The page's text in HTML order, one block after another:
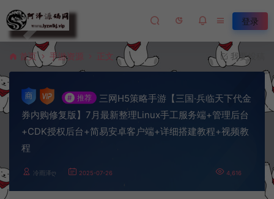
登录
首页 手游资源 正文 我要投稿
# 推荐
三网H5策略手游【三国·兵临天下代金
券内购修复版】7月最新整理Linux手工服务端+管理后台
+CDK授权后台+简易安卓客户端+详细搭建教程+视频教
程
冷雨泽ღ 2025-07-26 4,616